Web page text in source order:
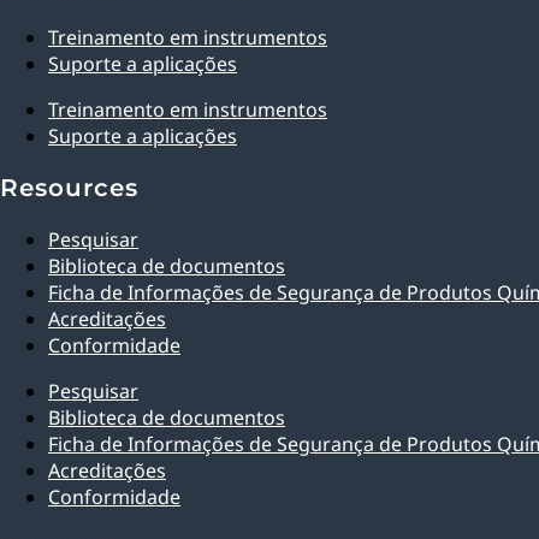
Treinamento em instrumentos
Suporte a aplicações
Treinamento em instrumentos
Suporte a aplicações
Resources
Pesquisar
Biblioteca de documentos
Ficha de Informações de Segurança de Produtos
Acreditações
Conformidade
Pesquisar
Biblioteca de documentos
Ficha de Informações de Segurança de Produtos
Acreditações
Conformidade